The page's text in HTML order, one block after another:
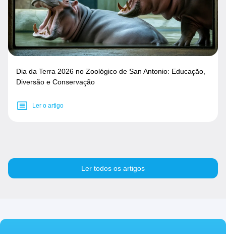
Dia da Terra 2026 no Zoológico de San Antonio: Educação,
Diversão e Conservação
Ler o artigo
Ler todos os artigos